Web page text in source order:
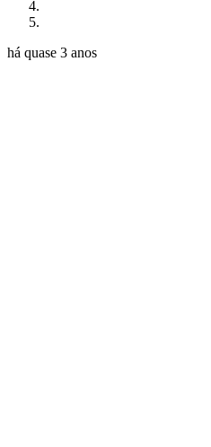
há quase 3 anos